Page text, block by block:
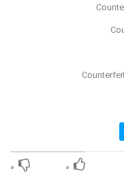
۰ ۰